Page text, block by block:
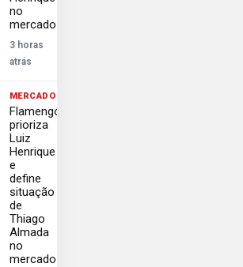
no
mercado
3 horas
atrás
MERCADO
Flamengo
prioriza
Luiz
Henrique
e
define
situação
de
Thiago
Almada
no
mercado